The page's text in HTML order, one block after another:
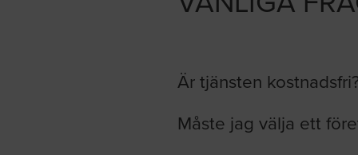
Är tjänsten
Måste jag välja ett